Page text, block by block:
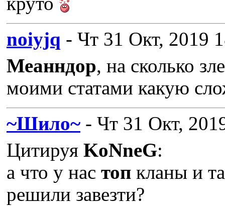
noiyjq - Чт 31 Окт, 2019
Меанндор, на сколько
моими статами какую
~Шило~ - Чт 31 Окт,
Цитируя KoNneG:
а что у нас топ кланы и
решили завезти?